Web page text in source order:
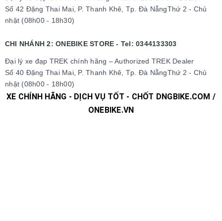
Số 42 Đặng Thai Mai, P. Thanh Khê, Tp. Đà NẵngThứ 2 - Chủ
nhật (08h00 - 18h30)
CHI NHÁNH 2: ONEBIKE STORE - Tel: 0344133303
Đại lý xe đạp TREK chính hãng – Authorized TREK Dealer
Số 40 Đặng Thai Mai, P. Thanh Khê, Tp. Đà NẵngThứ 2 - Chủ
nhật (08h00 - 18h00)
XE CHÍNH HÃNG - DỊCH VỤ TỐT - CHỐT DNGBIKE.COM /
ONEBIKE.VN